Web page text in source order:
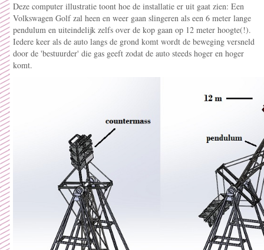
Deze computer illustratie toont hoe de installatie er uit gaat zien: Een
Volkswagen Golf zal heen en weer gaan slingeren als een 6 meter lange
pendulum en uiteindelijk zelfs over de kop gaan op 12 meter hoogte(!).
Iedere keer als de auto langs de grond komt wordt de beweging versneld
door de 'bestuurder' die gas geeft zodat de auto steeds hoger en hoger
komt.